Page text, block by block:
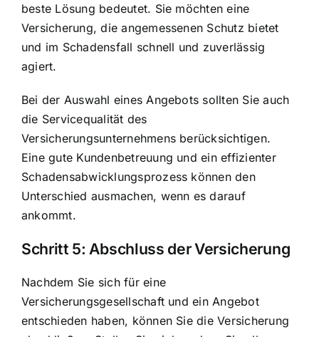
beste Lösung bedeutet. Sie möchten eine
Versicherung, die angemessenen Schutz bietet
und im Schadensfall schnell und zuverlässig
agiert.
Bei der Auswahl eines Angebots sollten Sie auch
die Servicequalität des
Versicherungsunternehmens berücksichtigen.
Eine gute Kundenbetreuung und ein effizienter
Schadensabwicklungsprozess können den
Unterschied ausmachen, wenn es darauf
ankommt.
Schritt 5: Abschluss der Versicherung
Nachdem Sie sich für eine
Versicherungsgesellschaft und ein Angebot
entschieden haben, können Sie die Versicherung